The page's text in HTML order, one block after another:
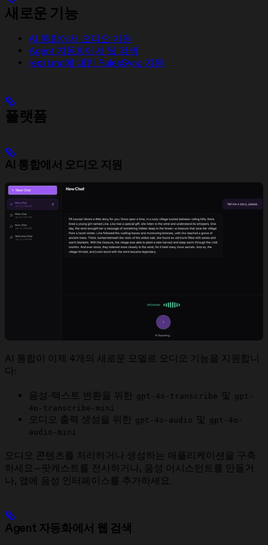
새로운 기능
AI 통합에서 오디오 지원
Agent 자동화에서 웹 검색
replit.md에 대한 RulesSync 지원
플랫폼
AI 통합에서 오디오 지원
AI 통합이 이제 4개의 새로운 모델로 오디오 기능을 지원합니
다:
음성-텍스트 변환을 위한 gpt-4o-transcribe 및
gpt-
4o-transcribe-mini
오디오 출력 생성을 위한 gpt-4o-audio 및
gpt-4o-
audio-mini
오디오 콘텐츠를 처리하거나 생성하는 애플리케이션을 구축
하세요—팟캐스트를 전사하거나, 음성 어시스턴트를 만들거
나, 앱에 음성 인터페이스를 추가하세요.
Agent 자동화에서 웹 검색